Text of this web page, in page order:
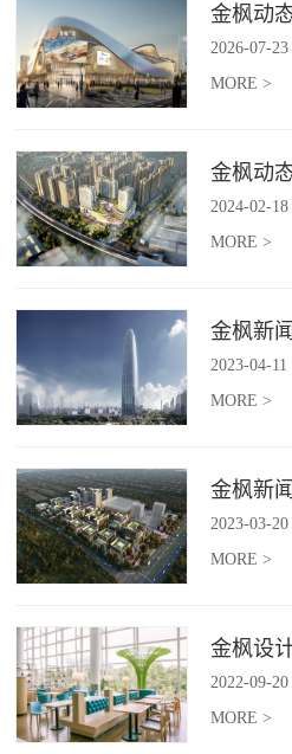
2026-07-23
MORE >
2024-02-18
MORE >
2023-04-11
MORE >
2023-03-20
MORE >
2022-09-20
MORE >